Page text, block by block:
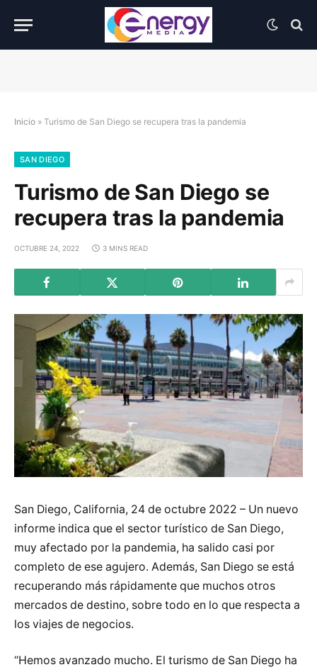
Inicio » Turismo de San Diego se recupera tras la pandemia
SAN DIEGO
Turismo de San Diego se
recupera tras la pandemia
OCTUBRE 24, 2022 3 MINS READ
San Diego, California, 24 de octubre 2022 – Un nuevo
informe indica que el sector turístico de San Diego,
muy afectado por la pandemia, ha salido casi por
completo de ese agujero. Además, San Diego se está
recuperando más rápidamente que muchos otros
mercados de destino, sobre todo en lo que respecta a
los viajes de negocios.
“Hemos avanzado mucho. El turismo de San Diego ha